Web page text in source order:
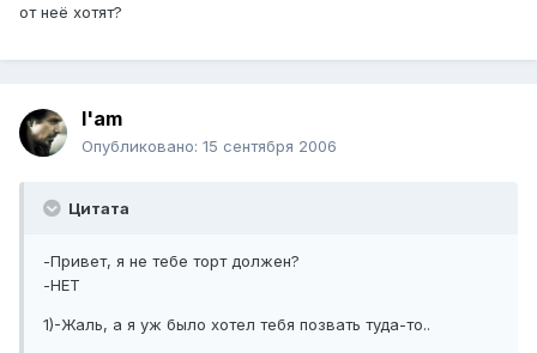
от неё хотят?
I'am
Опубликовано: 15 сентября 2006
Цитата
-Привет, я не тебе торт должен?
-НЕТ
1)-Жаль, а я уж было хотел тебя позвать туда-то..